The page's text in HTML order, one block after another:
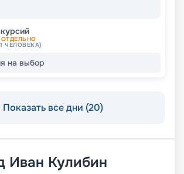
ЧЕЛОВЕКА)
на выбор
Показать все дни (20)
Иван Кулибин